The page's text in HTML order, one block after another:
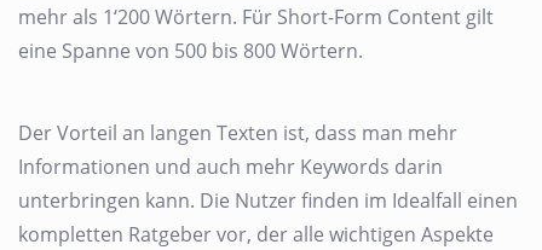
mehr als 1‘200 Wörtern. Für Short-Form Content gilt
eine Spanne von 500 bis 800 Wörtern.
Der Vorteil an langen Texten ist, dass man mehr
Informationen und auch mehr Keywords darin
unterbringen kann. Die Nutzer finden im Idealfall einen
kompletten Ratgeber vor, der alle wichtigen Aspekte